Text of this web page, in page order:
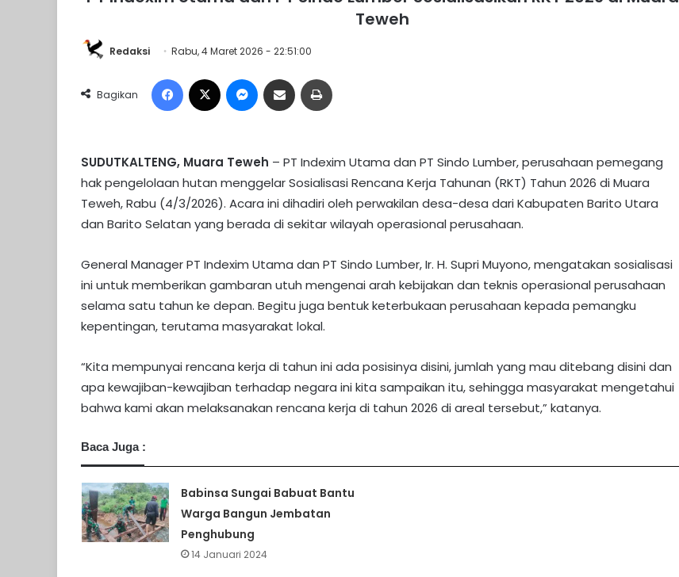
Teweh
Redaksi Rabu, 4 Maret 2026 - 22:51:00
Bagikan
Facebook Messenger
Share via Email
SUDUTKALTENG, Muara Teweh – PT Indexim Utama dan PT Sindo Lumber, perusahaan pemegang
hak pengelolaan hutan menggelar Sosialisasi Rencana Kerja Tahunan (RKT) Tahun 2026 di Muara
Teweh, Rabu (4/3/2026). Acara ini dihadiri oleh perwakilan desa-desa dari Kabupaten Barito Utara
dan Barito Selatan yang berada di sekitar wilayah operasional perusahaan.
General Manager PT Indexim Utama dan PT Sindo Lumber, Ir. H. Supri Muyono, mengatakan sosialisasi
ini untuk memberikan gambaran utuh mengenai arah kebijakan dan teknis operasional perusahaan
selama satu tahun ke depan. Begitu juga bentuk keterbukaan perusahaan kepada pemangku
kepentingan, terutama masyarakat lokal.
“Kita mempunyai rencana kerja di tahun ini ada posisinya disini, jumlah yang mau ditebang disini dan
apa kewajiban-kewajiban terhadap negara ini kita sampaikan itu, sehingga masyarakat mengetahui
bahwa kami akan melaksanakan rencana kerja di tahun 2026 di areal tersebut,” katanya.
Baca Juga :
Babinsa Sungai Babuat Bantu
Warga Bangun Jembatan
Penghubung
14 Januari 2024